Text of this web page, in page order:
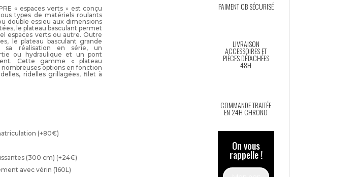
« espaces verts » est conçu
types de matériels roulants
double essieu aux dimensions
le plateau basculant permet
espaces verts ou autre. Outre
le plateau basculant grande
sa réalisation en série, un
ou hydraulique et un pont
Cette gamme « plateau
options en fonction
ridelles grillagées, filet à
(+80€)
(300 cm) (+24€)
avec vérin (160L)
PAIMENT CB SÉCURISÉ
LIVRAISON
ACCESSOIRES ET
PIÈCES DÉTACHÉES
48H
COMMANDE TRAITÉE
EN 24H CHRONO
On vous
rappelle !